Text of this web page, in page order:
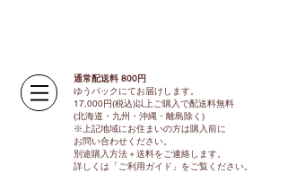
通常配送料 800円​
ゆうパックにてお届けします。
17,000円(税込)以上ご購入で配送料無料
(北海道・九州・沖縄・離島除く)
※上記地域にお住まいの方は購入前に
お問い合わせください。
別途購入方法＋送料をご連絡します。
​​詳しくは「ご利用ガイド」をご覧ください。